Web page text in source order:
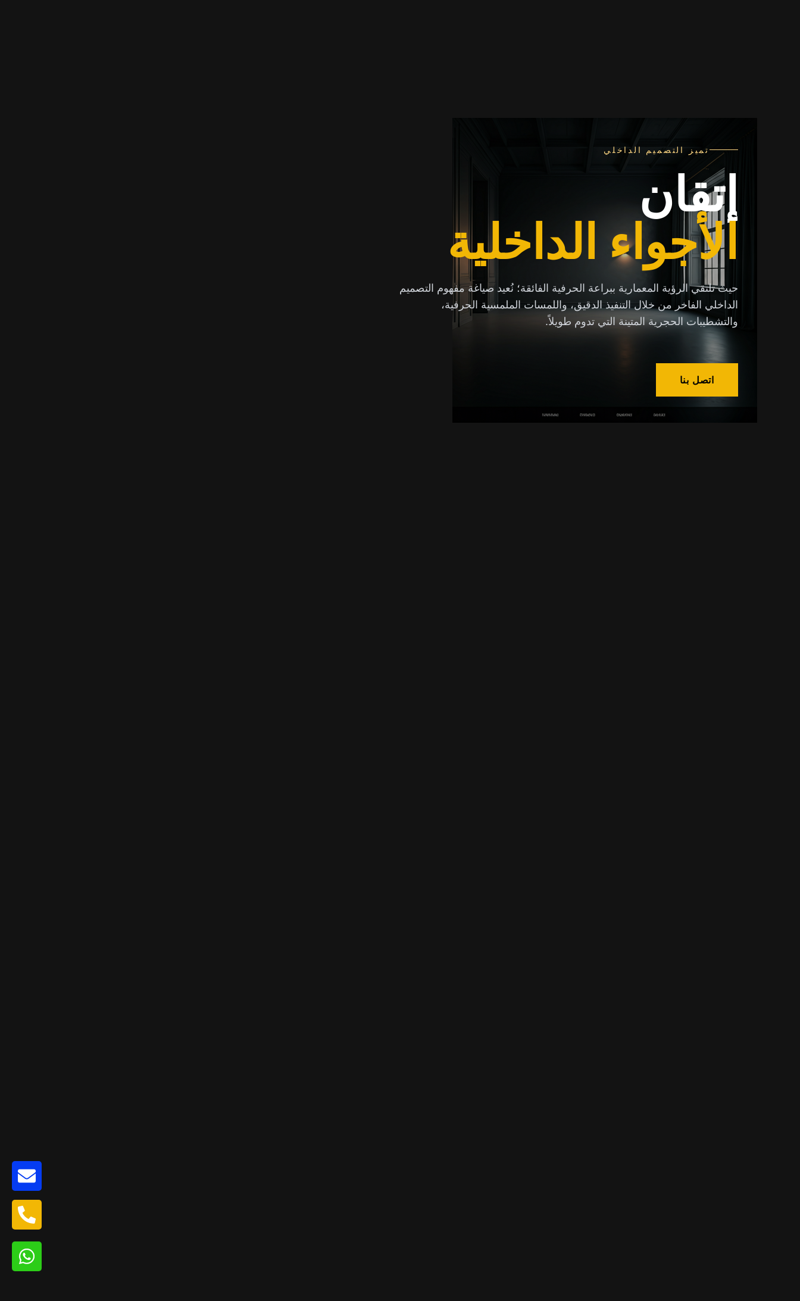
تميز التصميم الداخلي
إتقان
الأجواء الداخلية
حيث تلتقي الرؤية المعمارية ببراعة الحرفية الفائقة؛ نُعيد صياغة مفهوم التصميم
الداخلي الفاخر من خلال التنفيذ الدقيق، واللمسات الملمسية الحرفية،
والتشطيبات الحجرية المتينة التي تدوم طويلاً.
اتصل بنا